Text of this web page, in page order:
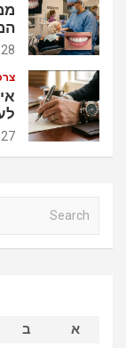
28 יולי, 2026
27 יולי, 2026
א
ב